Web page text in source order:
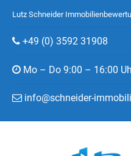
Lutz Schneider
+49 (0) 3592 31908
Mo – Do 9:00 – 16:00
info@schneider-